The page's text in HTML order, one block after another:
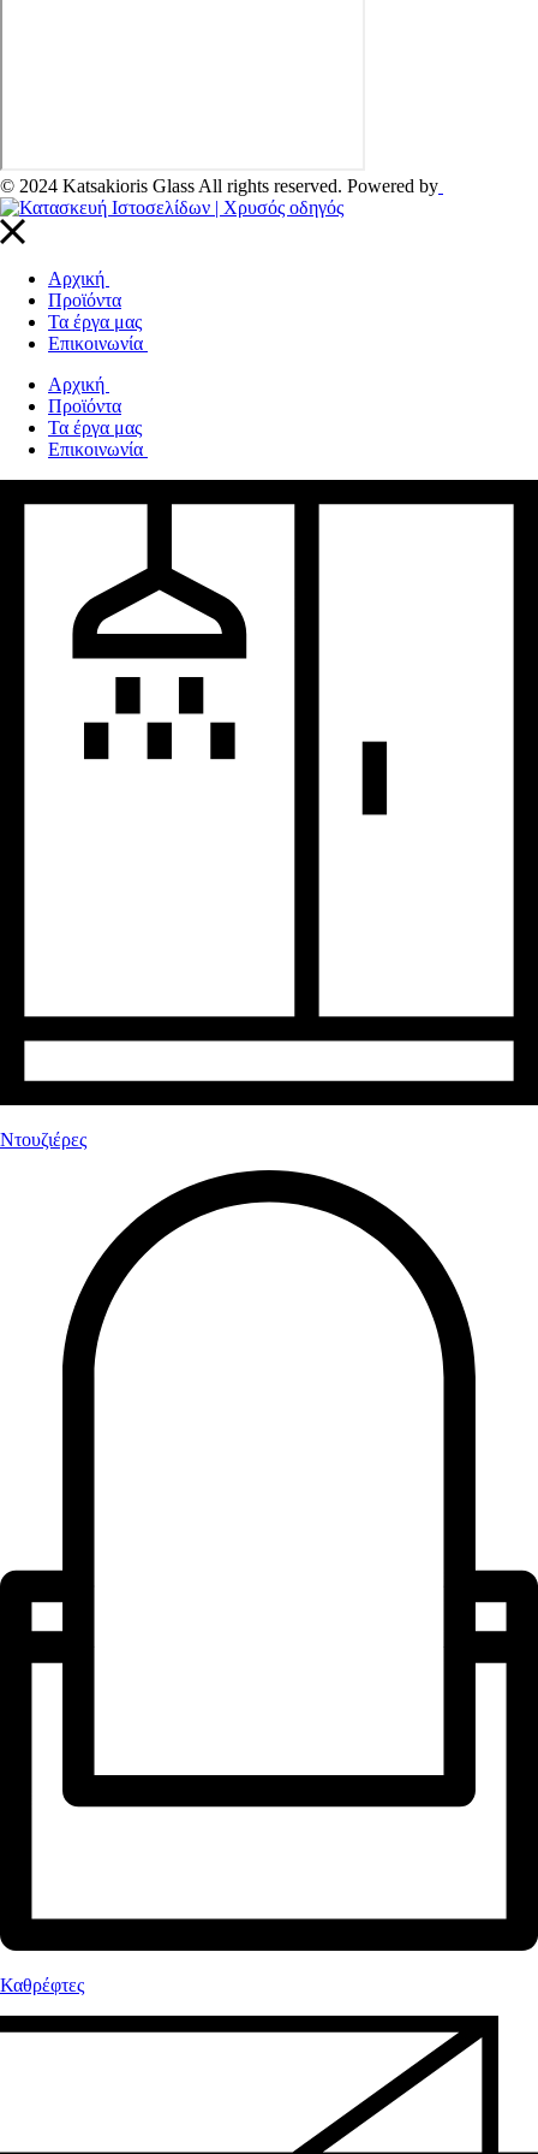
© 2024 Katsakioris Glass All rights reserved. Powered by
Αρχική
Προϊόντα
Τα έργα μας
Επικοινωνία
Αρχική
Προϊόντα
Τα έργα μας
Επικοινωνία
Ντουζιέρες
Καθρέφτες